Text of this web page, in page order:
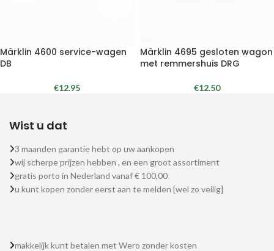
Märklin 4600 service-wagen
DB
€12.95
Märklin 4695 gesloten wagon
met remmershuis DRG
€12.50
Wist u dat
3 maanden garantie hebt op uw aankopen
wij scherpe prijzen hebben , en een groot assortiment
gratis porto in Nederland vanaf € 100,00
u kunt kopen zonder eerst aan te melden [wel zo veilig]
makkelijk kunt betalen met Wero zonder kosten